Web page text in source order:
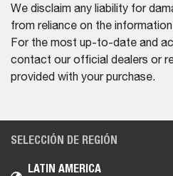
We disclaim any liability for
from reliance on the
For the most up-to-date and
contact our official dealers or
provided with your purchase.
SELECCIÓN DE REGIÓN
LATIN AMERICA